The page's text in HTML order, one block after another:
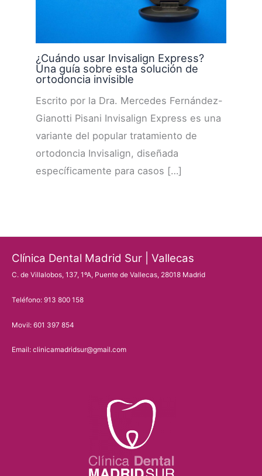
¿Cuándo usar Invisalign Express?
Una guía sobre esta solución de
ortodoncia invisible
Escrito por la Dra. Mercedes Fernández-
Gianotti Pisani Invisalign Express es una
variante del popular tratamiento de
ortodoncia Invisalign, diseñada
específicamente para casos […]
Clínica Dental Madrid Sur | Vallecas
C. de Villalobos, 137, 1ºA, Puente de Vallecas, 28018 Madrid
Teléfono: 913 800 158
Movil: 601 397 854
Email: clinicamadridsur@gmail.com